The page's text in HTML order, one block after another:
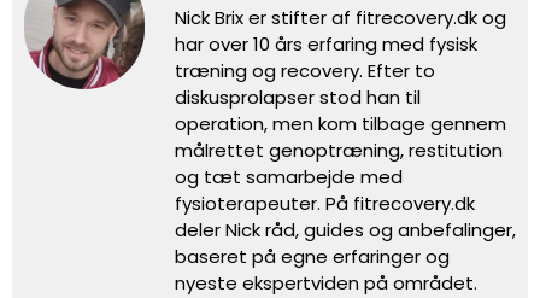
Nick Brix er stifter af fitrecovery.dk og
har over 10 års erfaring med fysisk
træning og recovery. Efter to
diskusprolapser stod han til
operation, men kom tilbage gennem
målrettet genoptræning, restitution
og tæt samarbejde med
fysioterapeuter. På fitrecovery.dk
deler Nick råd, guides og anbefalinger,
baseret på egne erfaringer og
nyeste ekspertviden på området.